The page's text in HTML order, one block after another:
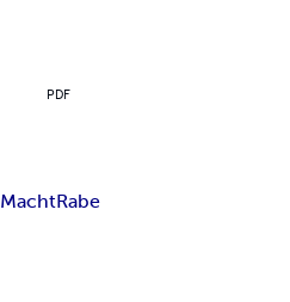
PDF
MachtRabe